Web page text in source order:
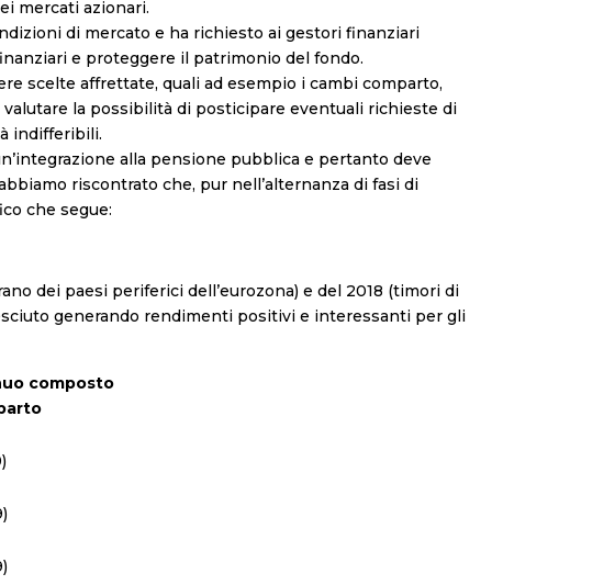
mercati azionari.
di mercato e ha richiesto ai gestori finanziari
e proteggere il patrimonio del fondo.
scelte affrettate, quali ad esempio i cambi comparto,
la possibilità di posticipare eventuali richieste di
indifferibili.
alla pensione pubblica e pertanto deve
riscontrato che, pur nell’alternanza di fasi di
che segue:
dei paesi periferici dell’eurozona) e del 2018 (timori di
generando rendimenti positivi e interessanti per gli
composto